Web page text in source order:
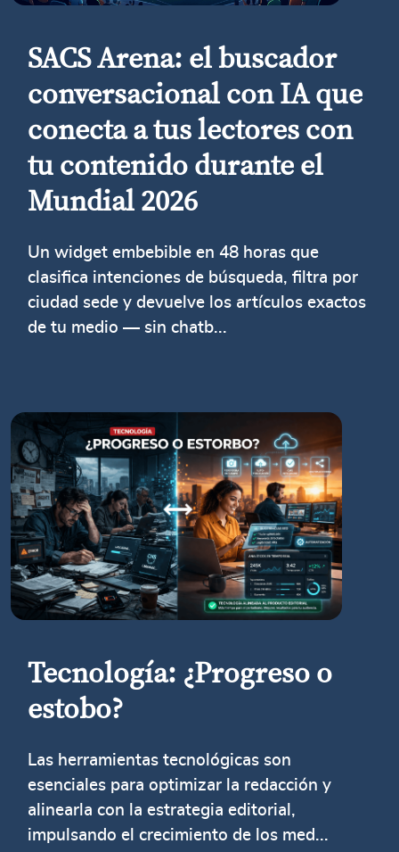
SACS Arena: el buscador
conversacional con IA que
conecta a tus lectores con
tu contenido durante el
Mundial 2026
Un widget embebible en 48 horas que
clasifica intenciones de búsqueda, filtra por
ciudad sede y devuelve los artículos exactos
de tu medio — sin chatb...
Tecnología: ¿Progreso o
estobo?
Las herramientas tecnológicas son
esenciales para optimizar la redacción y
alinearla con la estrategia editorial,
impulsando el crecimiento de los med...